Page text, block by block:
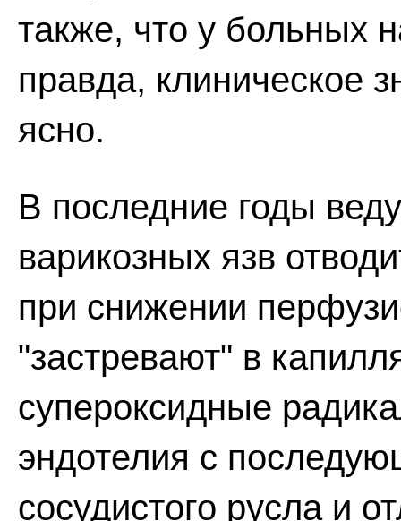
также, что у больных
правда, клиническое
ясно.
В последние годы
варикозных язв
при снижении
"застревают" в
супероксидные
эндотелия с
сосудистого русла и